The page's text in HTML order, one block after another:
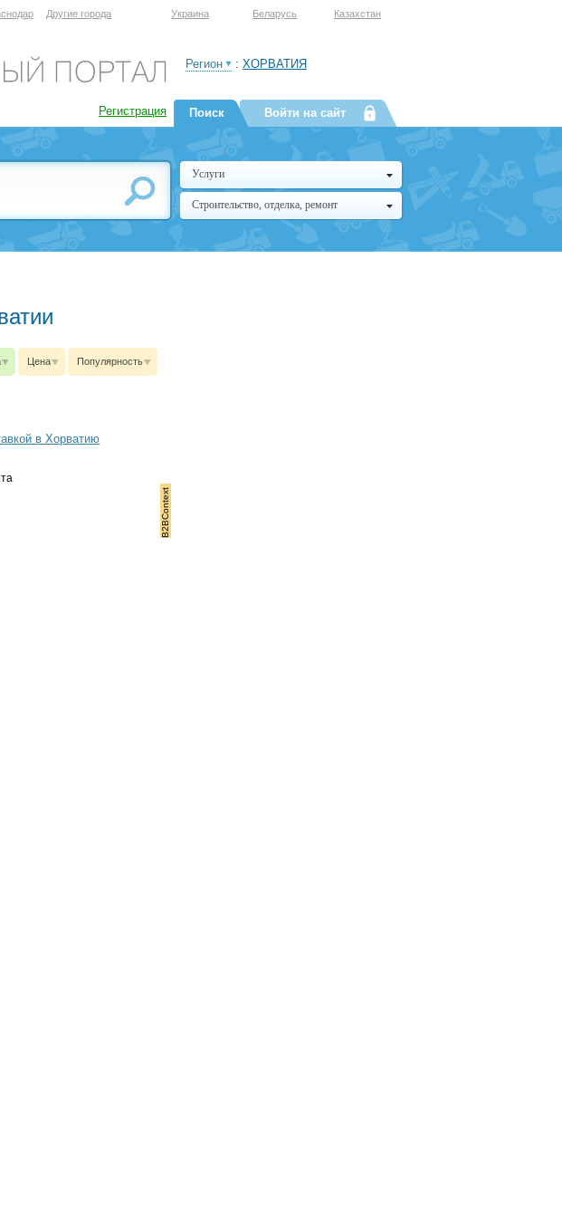
Другие города Украина Беларусь Казахстан
Регистрация
Регион : ХОРВАТИЯ
Поиск Войти на сайт
Услуги
Строительство, отделка, ремонт
Цена Популярность
в Хорватию